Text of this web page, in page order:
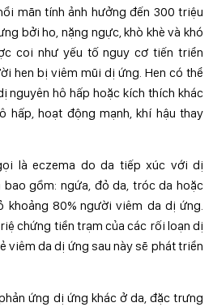
mãn tính ảnh hưởng đến 300 triệu
bởi ho, nặng ngực, khò khè và khó
coi như yếu tố nguy cơ tiến triển
hen bị viêm mũi dị ứng. Hen có thể
nguyên hô hấp hoặc kích thích khác
hấp, hoạt động mạnh, khí hậu thay
là eczema do da tiếp xúc với dị
gồm: ngứa, đỏ da, tróc da hoặc
khoảng 80% người viêm da dị ứng.
chứng tiền trạm của các rối loạn dị
viêm da dị ứng sau này sẽ phát triển
ứng dị ứng khác ở da, đặc trưng